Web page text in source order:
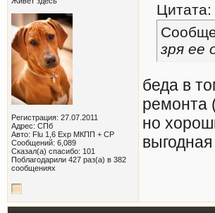
Регистрация: 27.07.2011
Адрес: СПб
Авто: Flu 1,6 Exp МКПП + СР
Сообщений: 6,089
Сказал(а) спасибо: 101
Поблагодарили 427 раз(а) в 382
сообщениях
Цитата:
зря ее
беда в
ремонта
но